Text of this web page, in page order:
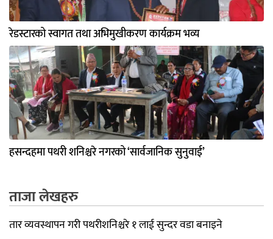
रेडस्टारको स्वागत तथा अभिमुखीकरण कार्यक्रम भव्य
हसन्दहमा पथरी शनिश्चरे नगरको ‘सार्वजानिक सुनुवाई’
ताजा लेखहरु
तार व्यवस्थापन गरी पथरीशनिश्चरे १ लाई सुन्दर वडा बनाइने